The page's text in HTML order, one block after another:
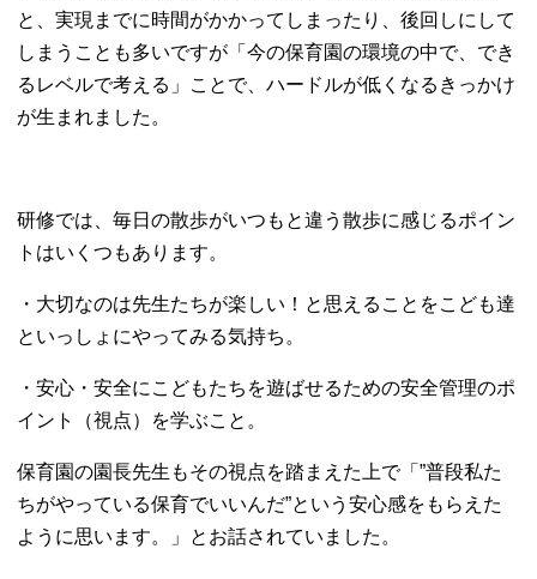
と、実現までに時間がかかってしまったり、後回しにして
しまうことも多いですが「今の保育園の環境の中で、でき
るレベルで考える」ことで、ハードルが低くなるきっかけ
が生まれました。
研修では、毎日の散歩がいつもと違う散歩に感じるポイン
トはいくつもあります。
・大切なのは先生たちが楽しい！と思えることをこども達
といっしょにやってみる気持ち。
・安心・安全にこどもたちを遊ばせるための安全管理のポ
イント（視点）を学ぶこと。
保育園の園長先生もその視点を踏まえた上で「”普段私た
ちがやっている保育でいいんだ”という安心感をもらえた
ように思います。」とお話されていました。